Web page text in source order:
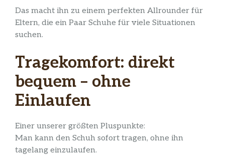
Das macht ihn zu einem perfekten Allrounder für
Eltern, die ein Paar Schuhe für viele Situationen
suchen.
Tragekomfort: direkt
bequem – ohne
Einlaufen
Einer unserer größten Pluspunkte:
Man kann den Schuh sofort tragen, ohne ihn
tagelang einzulaufen.